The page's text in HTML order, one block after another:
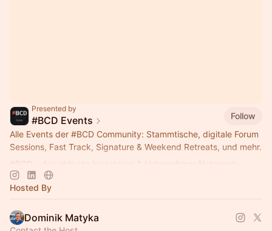
Presented by
#BCD Events
Follow
Alle Events der #BCD Community: Stammtische, digitale Forum
Sessions, Fast Track, Signature & Weekend Retreats, und mehr.
#BCD
- das aktivste Investoren & Unternehmer Netzwerk
Hosted By
Dominik Matyka